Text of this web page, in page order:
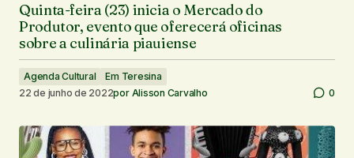
Quinta-feira (23) inicia o Mercado do
Produtor, evento que oferecerá oficinas
sobre a culinária piauiense
Agenda Cultural
Em Teresina
22 de junho de 2022por Alisson Carvalho 0